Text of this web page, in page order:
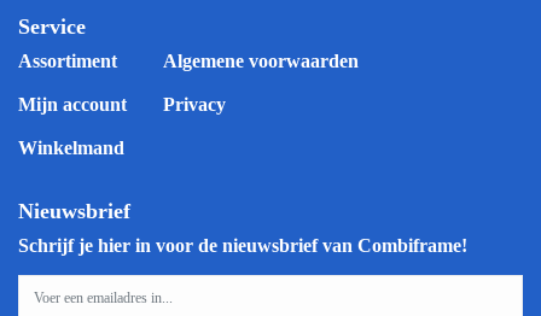
Service
Assortiment
Mijn account
Winkelmand
Algemene voorwaarden
Privacy
Nieuwsbrief
Schrijf je hier in voor de nieuwsbrief van Combiframe!